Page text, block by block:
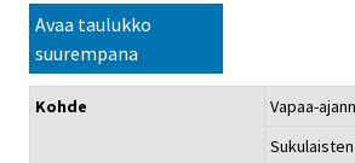
Avaa taulukko
suurempana
Kohde
Vapaa-
Sukulaisten